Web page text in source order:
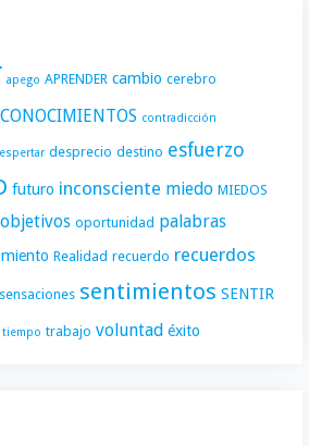
apego APRENDER cambio cerebro
CONOCIMIENTOS contradicción
desprecio destino esfuerzo
futuro inconsciente miedo MIEDOS
objetivos oportunidad palabras
Realidad recuerdo recuerdos
sensaciones sentimientos SENTIR
tiempo trabajo voluntad éxito